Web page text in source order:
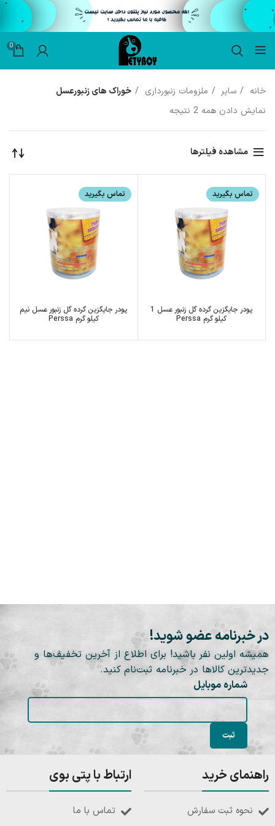
0
خانه سایر ملزومات زنبورداری
خوراک های زنبورعسل
نمایش دادن همه 2 نتیجه
مشاهده فیلترها
تماس بگیرید
پودر جایگزین گرده گل زنبور عسل 1
کیلو گرم Perssa
تماس بگیرید
پودر جایگزین گرده گل زنبور عسل نیم
کیلو گرم Perssa
در خبرنامه عضو شوید!
همیشه اولین نفر باشید! برای اطلاع از آخرین تخفیف‌ها و
جدیدترین کالاها در خبرنامه ثبت‌نام کنید.
شماره موبایل
راهنمای خرید
نحوه ثبت سفارش
ارتباط با پتی بوی
تماس با ما